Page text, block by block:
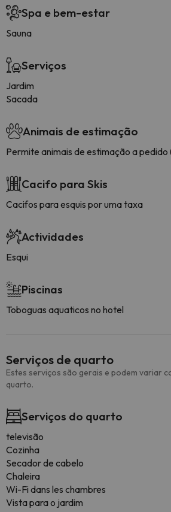
Spa e bem-estar
Sauna
Serviços
Jardim
Sacada
Animais de estimação
Permite animais de estimação a
Cacifo para Skis
Cacifos para esquis por uma taxa
Actividades
Esqui
Piscinas
Toboguas aquaticos no hotel
Serviços de quarto
Estes serviços são gerais e podem variar
quarto.
Serviços do quarto
televisão
Cozinha
Secador de cabelo
Chaleira
Wi-Fi dans les chambres
Vista para o jardim